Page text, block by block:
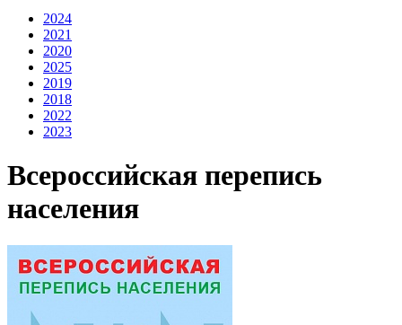
2024
2021
2020
2025
2019
2018
2022
2023
Всероссийская перепись
населения